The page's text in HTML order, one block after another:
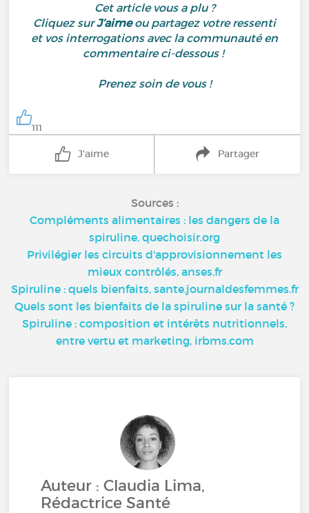
Cet article vous a plu ?
Cliquez surJ’aimeou partagez votre ressenti
et vos interrogations avec la communauté en
commentaire ci-dessous !
Prenez soin de vous !
111
J'aime Partager
Sources :
Compléments alimentaires : les dangers de la
spiruline, quechoisir.org
Privilégier les circuits d'approvisionnement les
mieux contrôlés, anses.fr
Spiruline : quels bienfaits, sante.journaldesfemmes.fr
Quels sont les bienfaits de la spiruline sur la santé ?
Spiruline : composition et intérêts nutritionnels,
entre vertu et marketing, irbms.com
Auteur : Claudia Lima,
Rédactrice Santé